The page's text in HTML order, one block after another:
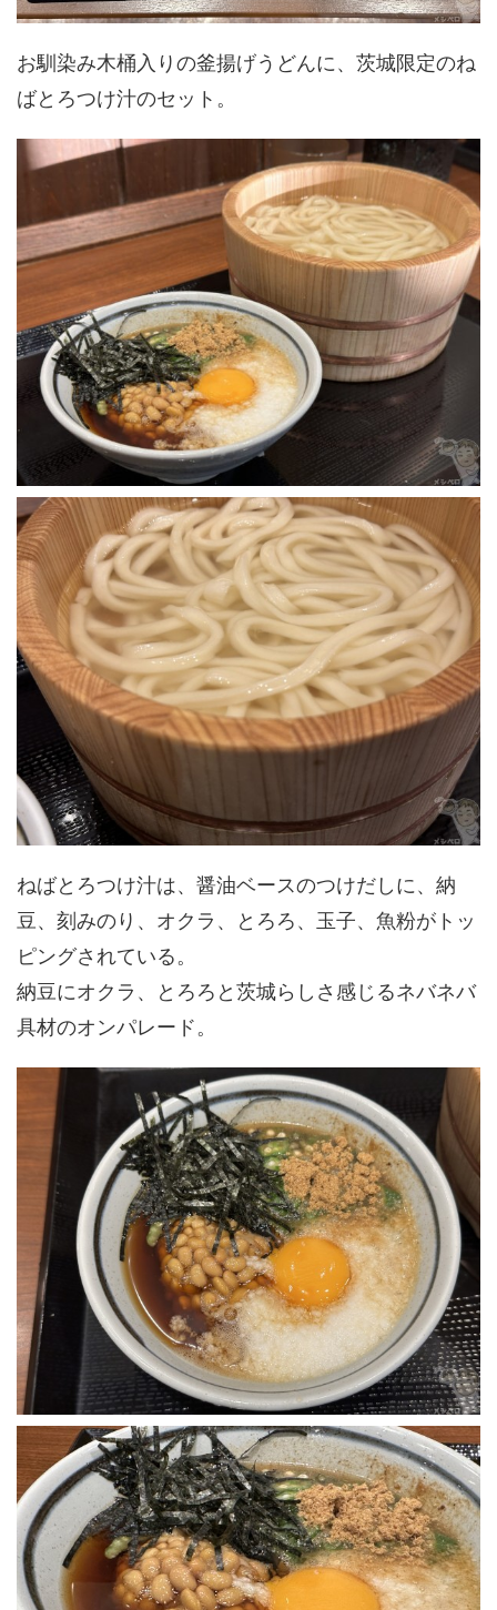
お馴染み木桶入りの釜揚げうどんに、茨城限定のね
ばとろつけ汁のセット。
ねばとろつけ汁は、醤油ベースのつけだしに、納
豆、刻みのり、オクラ、とろろ、玉子、魚粉がトッ
ピングされている。
納豆にオクラ、とろろと茨城らしさ感じるネバネバ
具材のオンパレード。